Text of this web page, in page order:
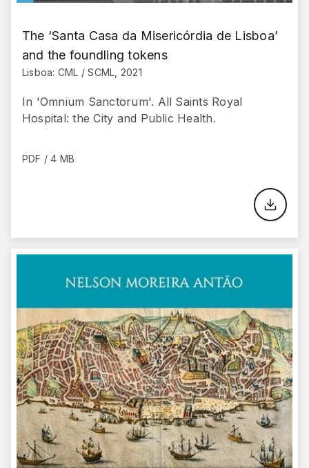
The ‘Santa Casa da Misericórdia de Lisboa’
and the foundling tokens
Lisboa: CML / SCML, 2021
In 'Omnium Sanctorum'. All Saints Royal
Hospital: the City and Public Health.
PDF / 4 MB